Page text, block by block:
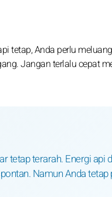
tetap, Anda perlu
Jangan terlalu cepat
tetap terarah. Energi api
Namun Anda tetap